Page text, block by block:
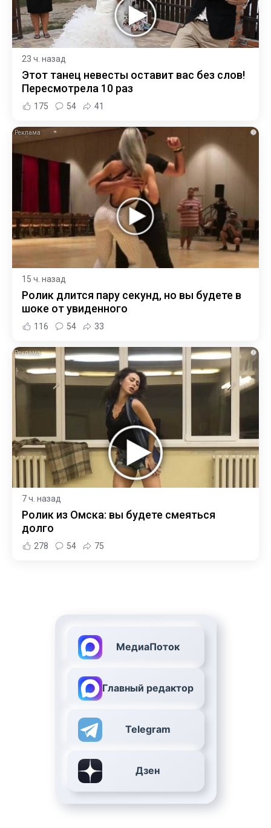
23 ч. назад
Этот танец невесты оставит вас без слов!
Пересмотрела 10 раз
175 54 41
i
15 ч. назад
Ролик длится пару секунд, но вы будете в
шоке от увиденного
116 54 33
i
7 ч. назад
Ролик из Омска: вы будете смеяться
долго
278 54 75
МедиаПоток
Главный редактор
Telegram
Дзен